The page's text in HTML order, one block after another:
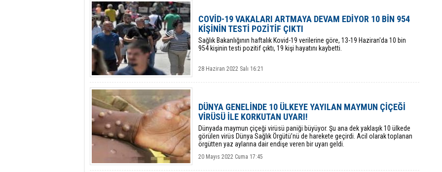
COVİD-19 VAKALARI ARTMAYA DEVAM EDİYOR 10 BİN 954
KİŞİNİN TESTİ POZİTİF ÇIKTI
Sağlık Bakanlığının haftalık Kovid-19 verilerine göre, 13-19 Haziran'da 10 bin
954 kişinin testi pozitif çıktı, 19 kişi hayatını kaybetti.
28 Haziran 2022 Salı 16:21
DÜNYA GENELİNDE 10 ÜLKEYE YAYILAN MAYMUN ÇİÇEĞİ
VİRÜSÜ İLE KORKUTAN UYARI!
Dünyada maymun çiçeği virüsü paniği büyüyor. Şu ana dek yaklaşık 10 ülkede
görülen virüs Dünya Sağlık Örgütü’nü de harekete geçirdi. Acil olarak toplanan
örgütten yaz aylarına dair endişe veren bir uyarı geldi.
20 Mayıs 2022 Cuma 17:45